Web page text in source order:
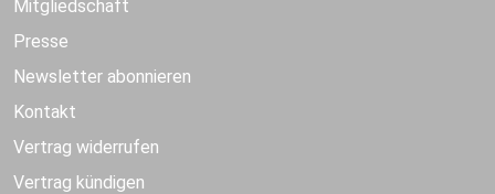
Mitgliedschaft
Presse
Newsletter abonnieren
Kontakt
Vertrag widerrufen
Vertrag kündigen